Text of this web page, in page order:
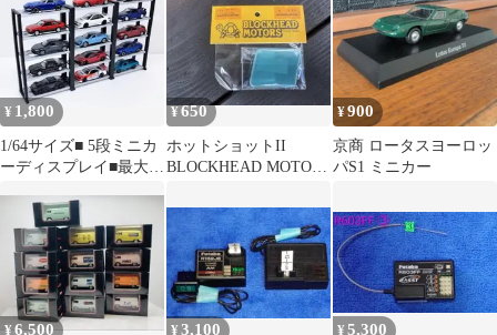
¥ 1,800
1/64サイズ■ 5段ミニカ
ーディスプレイ■最大15
ミアム
¥650
ホットショットII
BLOCKHEAD MOTORS
ト新品
¥900
京商 ロータスヨーロッ
パS1 ミニカー
¥6,500 ¥3,100 ¥5,300